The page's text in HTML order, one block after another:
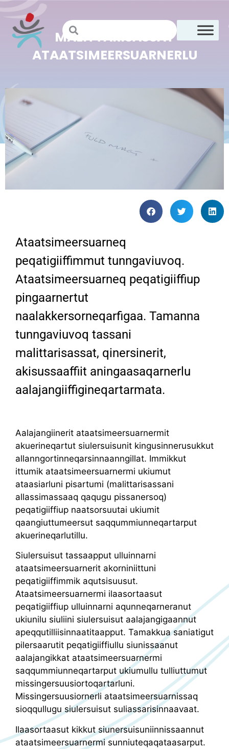
MALITTARISASSAT
ATAATSIMEERSUARNERLU
Ataatsimeersuarneq
peqatigiiffimmut tunngaviuvoq.
Ataatsimeersuarneq peqatigiiffiup
pingaarnertut
naalakkersorneqarfigaa. Tamanna
tunngaviuvoq tassani
malittarisassat, qinersinerit,
akisussaaffiit aningaasaqarnerlu
aalajangiiffigineqartarmata.
Aalajangiinerit ataatsimeersuarnermit
akuerineqartut siulersuisunit kingusinnerusukkut
allanngortinneqarsinnaanngillat. Immikkut
ittumik ataatsimeersuarnermi ukiumut
ataasiarluni pisartumi (malittarisassani
allassimassaaq qaqugu pissanersoq)
peqatigiiffiup naatsorsuutai ukiumit
qaangiuttumeersut saqqummiunneqartarput
akuerineqarlutillu.
Siulersuisut tassaapput ulluinnarni
ataatsimeersuarnerit akorniniittuni
peqatigiiffimmik aqutsisuusut.
Ataatsimeersuarnermi ilaasortaasut
peqatigiiffiup ulluinnarni aqunneqarneranut
ukiunilu siuliini siulersuisut aalajangigaannut
apeqqutilliisinnaatitaapput. Tamakkua saniatigut
pilersaarutit peqatigiiffiullu siunissaanut
aalajangikkat ataatsimeersuarnermi
saqqummiunneqartarput ukiumullu tulliuttumut
missingersuusiortoqartarluni.
Missingersuusiornerli ataatsimeersuarnissaq
sioqqullugu siulersuisut suliassarisinnaavaat.
Ilaasortaasut kikkut siunersuisuniinnissaannut
ataatsimeersuarnermi sunniuteqaqataasarput.